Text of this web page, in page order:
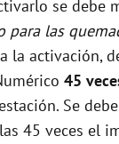
se debe
para las
la activación,
45
Se
45 veces el